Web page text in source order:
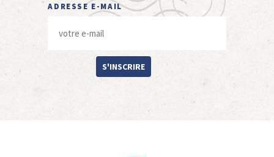
ADRESSE E-MAIL
S'INSCRIRE